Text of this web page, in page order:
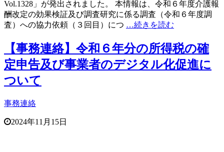
Vol.1328」が発出されました。 本情報は、令和６年度介護報
酬改定の効果検証及び調査研究に係る調査（令和６年度調
査）への協力依頼（３回目）につ …続きを読む
【事務連絡】令和６年分の所得税の確
定申告及び事業者のデジタル化促進に
ついて
事務連絡
2024年11月15日